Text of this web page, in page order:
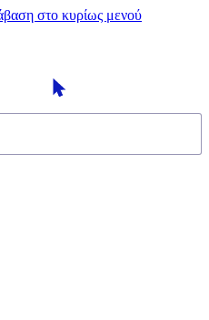
στο κυρίως μενού